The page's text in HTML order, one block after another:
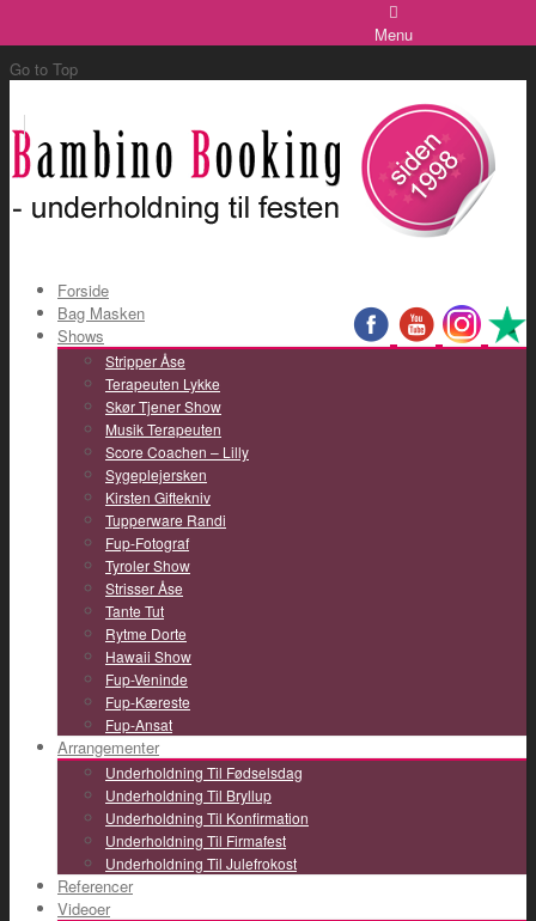
Go to Top
Forside
Bag Masken
Shows
Stripper Åse
Terapeuten Lykke
Skør Tjener Show
Musik Terapeuten
Score Coachen – Lilly
Sygeplejersken
Kirsten Giftekniv
Tupperware Randi
Fup-Fotograf
Tyroler Show
Strisser Åse
Tante Tut
Rytme Dorte
Hawaii Show
Fup-Veninde
Fup-Kæreste
Fup-Ansat
Arrangementer
Underholdning Til Fødselsdag
Underholdning Til Bryllup
Underholdning Til Konfirmation
Underholdning Til Firmafest
Underholdning Til Julefrokost
Referencer
Videoer
Menu